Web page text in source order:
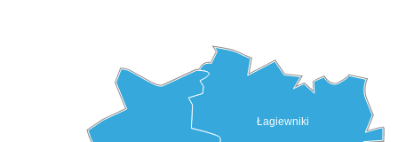
Łagiewniki